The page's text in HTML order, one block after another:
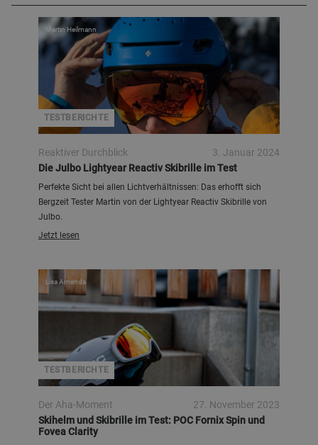
TESTBERICHTE
Martin Heilmann
Reaktiver Durchblick
3. Januar 2024
Die Julbo Lightyear Reactiv Skibrille im Test
Perfekte Sicht bei allen Lichtverhältnissen: Das erhofft sich
Bergzeit Tester Martin von der Lightyear Reactiv Skibrille von
Julbo.
Jetzt lesen
TESTBERICHTE
Lisa Amenda
Der Aha-Moment
27. November 2023
Skihelm und Skibrille im Test: POC Fornix Spin und
Fovea Clarity